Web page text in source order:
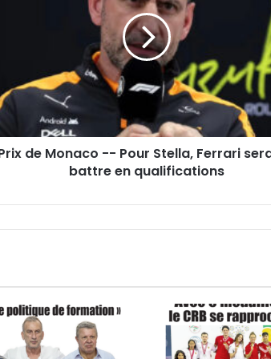
de Monaco -- Pour Stella, Ferrari
battre en qualifications